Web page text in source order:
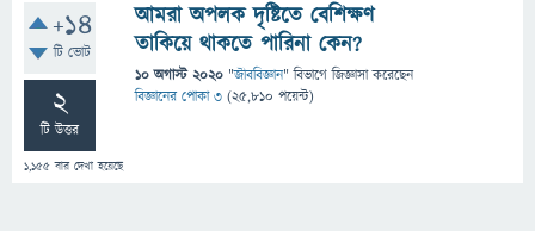
+14
টি ভোট
2
টি উত্তর
1,155 বার দেখা হয়েছে
আমরা অপলক দৃষ্টিতে বেশিক্ষণ
তাকিয়ে থাকতে পারিনা কেন?
10 অগাস্ট 2020 "জীববিজ্ঞান" বিভাগে জিজ্ঞাসাকরেছেন
বিজ্ঞানের পোকা ৩ (25,810 পয়েন্ট)